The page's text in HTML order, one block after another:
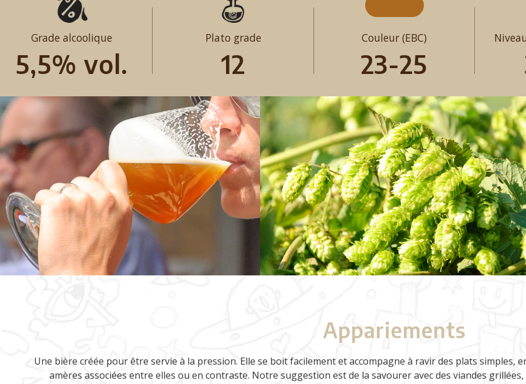
Grade alcoolique
5,5% vol.
Plato grade
12
Couleur (EBC)
23-25
Appariements
Une bière créée pour être servie à la pression. Elle se boit facilement et accompagne à ravir des plats
amères associées entre elles ou en contraste. Notre suggestion est de la savourer avec des viandes